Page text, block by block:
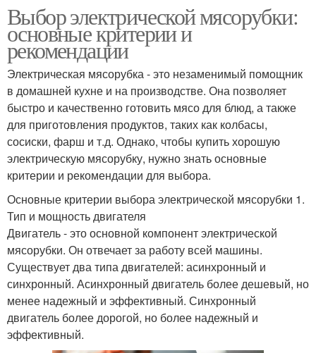
Выбор электрической мясорубки:
основные критерии и
рекомендации
Электрическая мясорубка - это незаменимый помощник
в домашней кухне и на производстве. Она позволяет
быстро и качественно готовить мясо для блюд, а также
для приготовления продуктов, таких как колбасы,
сосиски, фарш и т.д. Однако, чтобы купить хорошую
электрическую мясорубку, нужно знать основные
критерии и рекомендации для выбора.
Основные критерии выбора электрической мясорубки 1.
Тип и мощность двигателя
Двигатель - это основной компонент электрической
мясорубки. Он отвечает за работу всей машины.
Существует два типа двигателей: асинхронный и
синхронный. Асинхронный двигатель более дешевый, но
менее надежный и эффективный. Синхронный
двигатель более дорогой, но более надежный и
эффективный.